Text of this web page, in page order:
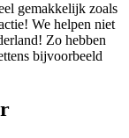
gemakkelijk zoals
We helpen niet
Zo hebben
bijvoorbeeld